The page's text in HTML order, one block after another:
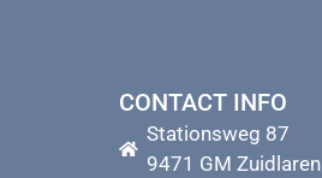
CONTACT INFO
Stationsweg 87
9471 GM Zuidlaren